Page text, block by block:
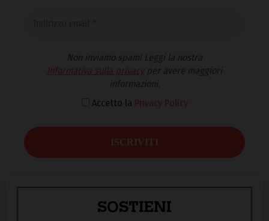
Non inviamo spam! Leggi la nostra
Informativa sulla privacyper avere maggiori
informazioni.
Accetto la Privacy Policy
SOSTIENI